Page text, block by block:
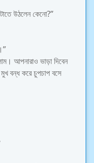
উঠলেন কেনো?”
আপনারাও ভাড়া দিবেন
বন্ধ করে চুপচাপ বসে